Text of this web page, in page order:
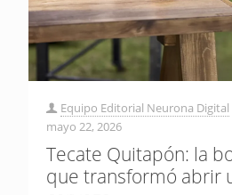
Equipo Editorial Neurona Digital
mayo 22, 2026
Tecate Quitapón: la
que transformó abrir